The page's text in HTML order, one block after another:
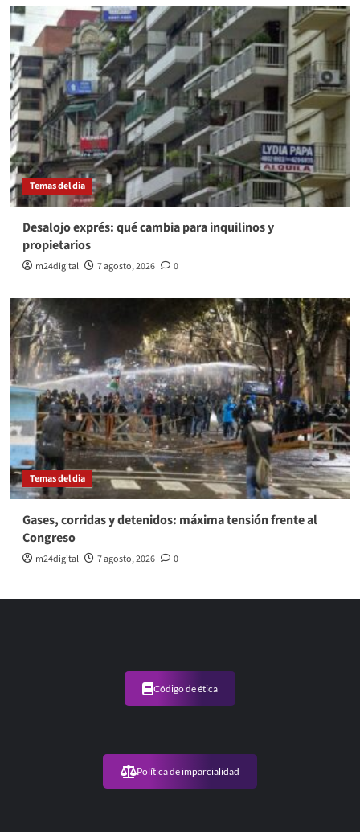
Temas del dia
Desalojo exprés: qué cambia para inquilinos y
propietarios
m24digital 7 agosto, 2026 0
Temas del dia
Gases, corridas y detenidos: máxima tensión frente al
Congreso
m24digital 7 agosto, 2026 0
Código de ética
Política de imparcialidad